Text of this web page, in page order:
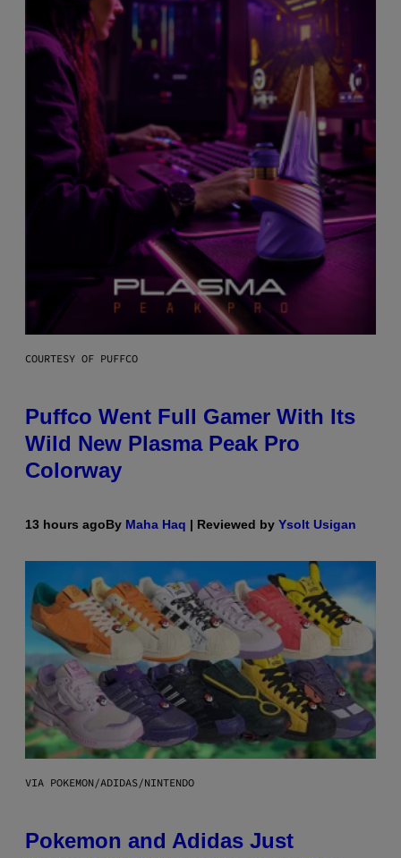
COURTESY OF PUFFCO
Puffco Went Full Gamer With Its
Wild New Plasma Peak Pro
Colorway
13 hours agoBy Maha Haq | Reviewed by Ysolt Usigan
VIA POKEMON/ADIDAS/NINTENDO
Pokemon and Adidas Just